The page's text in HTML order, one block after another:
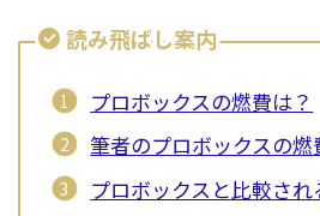
読み飛ばし案内
プロボックスの燃費は？
筆者のプロボックスの燃
プロボックスと比較され